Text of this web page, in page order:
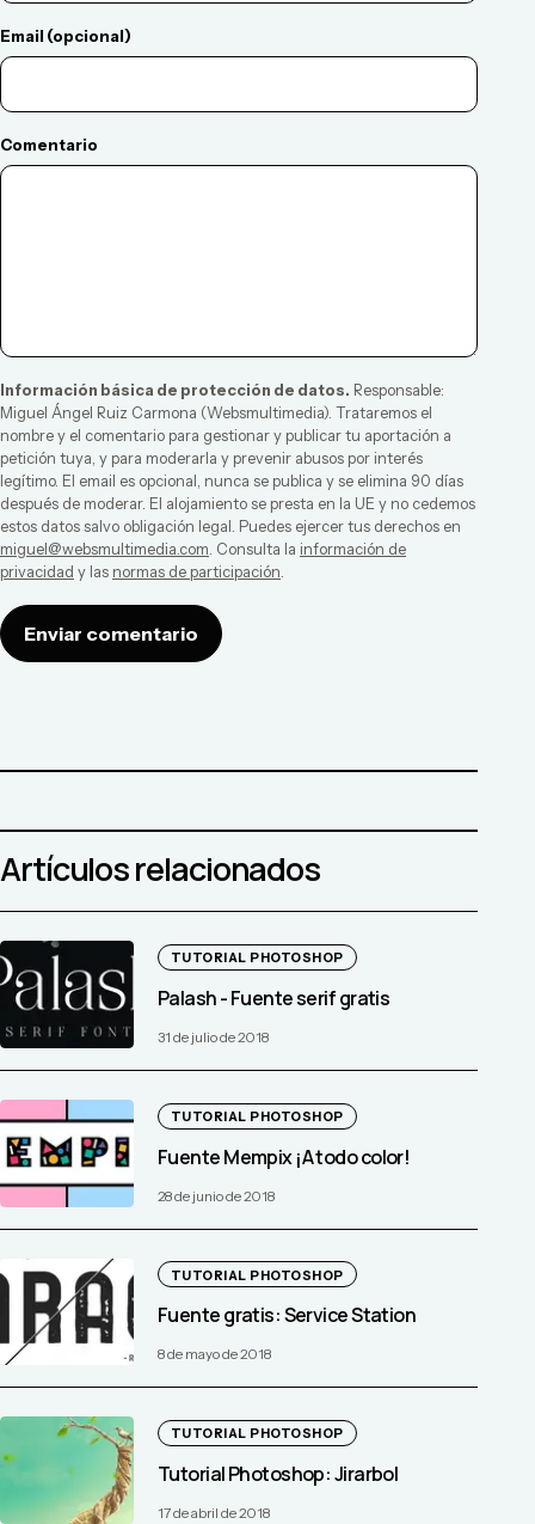
Email (opcional)
Comentario
Información básica de protección de datos. Responsable:
Miguel Ángel Ruiz Carmona (Websmultimedia). Trataremos el
nombre y el comentario para gestionar y publicar tu aportación a
petición tuya, y para moderarla y prevenir abusos por interés
legítimo. El email es opcional, nunca se publica y se elimina 90 días
después de moderar. El alojamiento se presta en la UE y no cedemos
estos datos salvo obligación legal. Puedes ejercer tus derechos en
miguel@websmultimedia.com. Consulta la información de
privacidad y las normas de participación.
Enviar comentario
Artículos relacionados
TUTORIAL PHOTOSHOP
Palash - Fuente serif gratis
31 de julio de 2018
TUTORIAL PHOTOSHOP
Fuente Mempix ¡A todo color!
28 de junio de 2018
TUTORIAL PHOTOSHOP
Fuente gratis: Service Station
8 de mayo de 2018
TUTORIAL PHOTOSHOP
Tutorial Photoshop: Jirarbol
17 de abril de 2018